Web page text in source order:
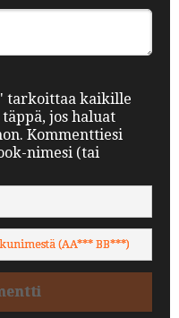
tarkoittaa kaikille
jos haluat
Kommenttiesi
nimesi (tai
(AA*** BB***)